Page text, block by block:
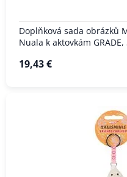
Doplňková sada obrázků
Nuala k aktovkám GRADE,
19,43 €